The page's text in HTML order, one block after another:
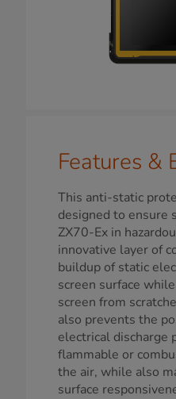
Features &
This anti-static
designed to ensure
ZX70-Ex in
innovative layer of
buildup of static
screen surface
screen from
also prevents the
electrical
flammable or
the air, while also
surface